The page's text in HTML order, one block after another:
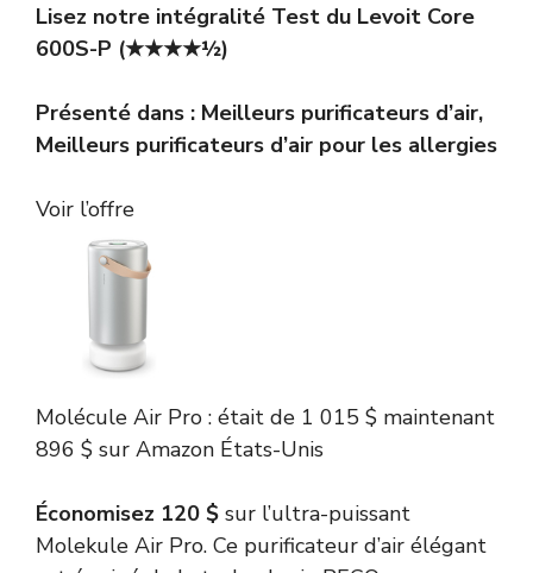
Lisez notre intégralité Test du Levoit Core
600S-P (★★★★½)
Présenté dans : Meilleurs purificateurs d’air,
Meilleurs purificateurs d’air pour les allergies
Voir l’offre
Molécule Air Pro : était de 1 015 $ maintenant
896 $ sur Amazon États-Unis
Économisez 120 $ sur l’ultra-puissant
Molekule Air Pro. Ce purificateur d’air élégant